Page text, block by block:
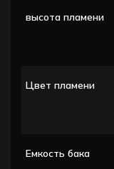
высота пламени
Цвет пламени
Емкость бака